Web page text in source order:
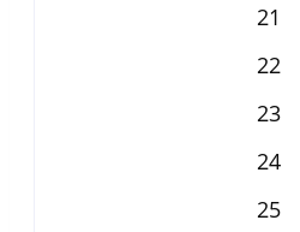
21
22
23
24
25